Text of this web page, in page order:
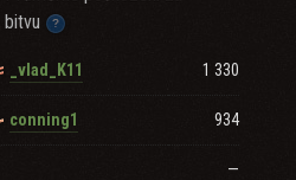
bitvu
_vlad_K11 1 330
conning1 934
—